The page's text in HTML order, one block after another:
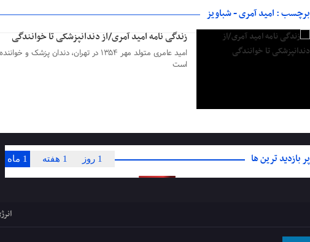
برچسب : امید آمری - شباویز
زندگی نامه امید آمری/از دندانپزشکی تا خوانندگی
امید عامری متولد مهر ۱۳۵۴ در
است
پر بازدید ترین ها 1 ماه 1 هفته 1 روز